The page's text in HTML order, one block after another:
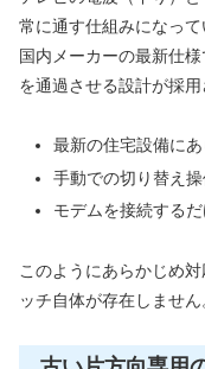
常に通す仕組みになって
国内メーカーの最新仕
を通過させる設計が採用
最新の住宅設備に
手動での切り替え
モデムを接続する
このようにあらかじめ
ッチ自体が存在しません